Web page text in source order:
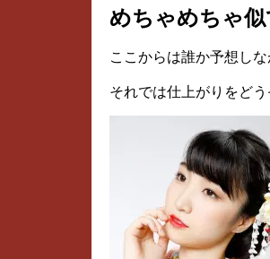
めちゃめちゃ
ここからは誰か予想し
それでは仕上がりをどう